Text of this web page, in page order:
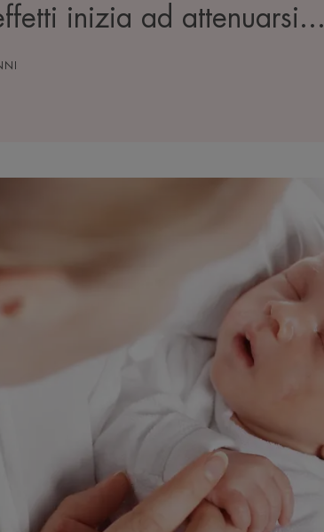
inizia ad attenuarsi...